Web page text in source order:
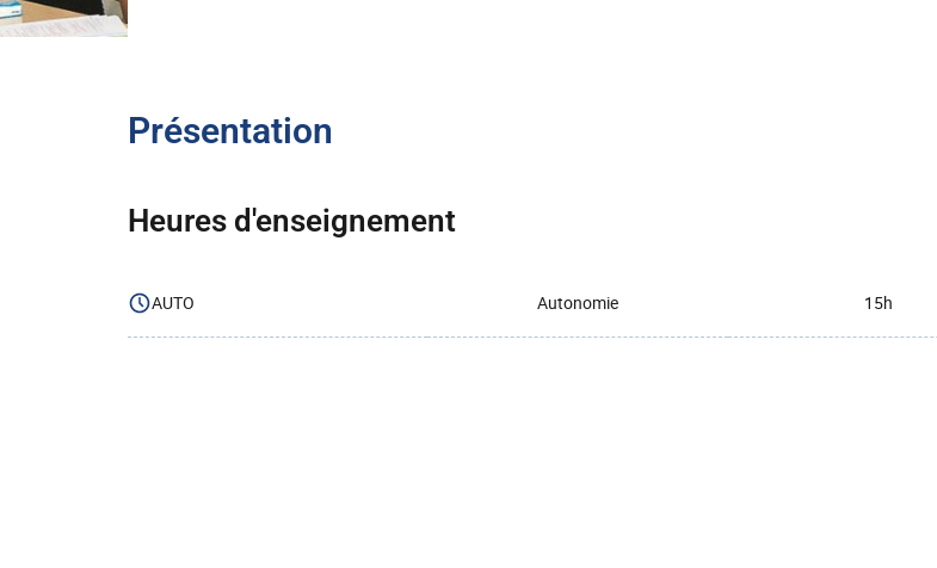
Présentation
Heures d'enseignement
AUTO Autonomie 15h